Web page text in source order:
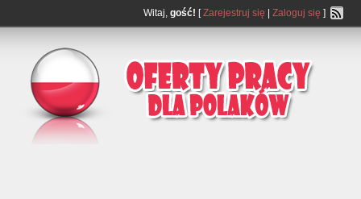
Witaj, gość! [Zarejestruj się Zaloguj się ]